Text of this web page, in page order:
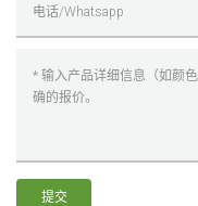
提交